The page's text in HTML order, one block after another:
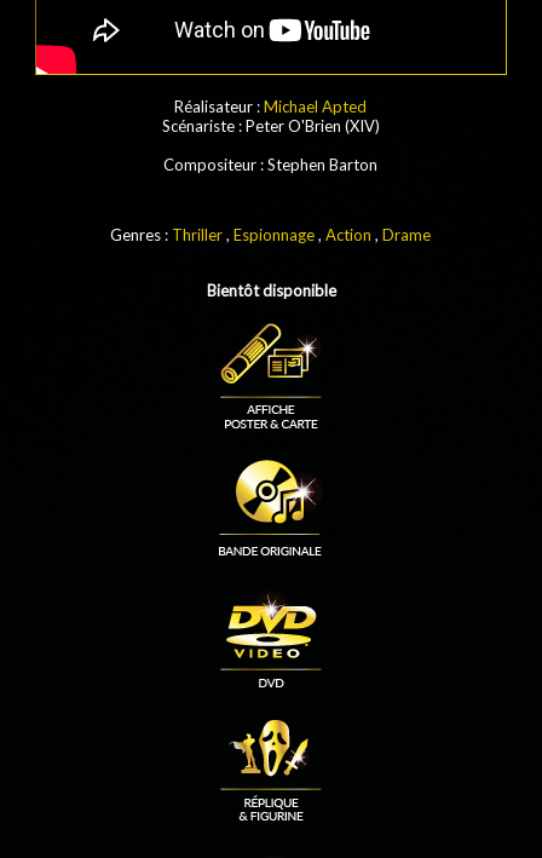
Réalisateur :Michael Apted
Scénariste : Peter O'Brien (XIV)
Compositeur :Stephen Barton
Genres : Thriller,Espionnage,Action ,Drame
Bientôt disponible